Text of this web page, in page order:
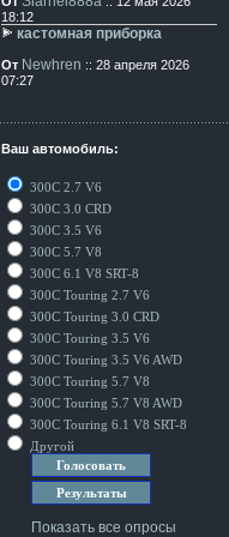
18:12
кастомная приборка
От Newhren :: 28 апреля 2026
07:27
Ваш автомобиль:
300C 2.7 V6
300C 3.0 CRD
300C 3.5 V6
300C 5.7 V8
300C 6.1 V8 SRT-8
300C Touring 2.7 V6
300C Touring 3.0 CRD
300C Touring 3.5 V6
300C Touring 3.5 V6 AWD
300C Touring 5.7 V8
300C Touring 5.7 V8 AWD
300C Touring 6.1 V8 SRT-8
Другой
Показать все опросы